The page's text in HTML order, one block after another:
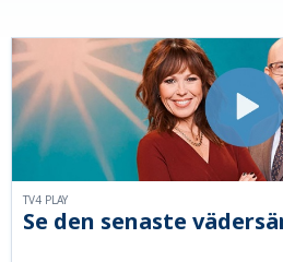
Se den senaste
TV4 PLAY